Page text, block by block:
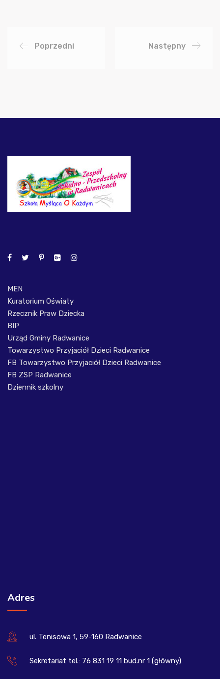
Poprzedni Następny
MEN
Kuratorium Oświaty
Rzecznik Praw Dziecka
BIP
Urząd Gminy Radwanice
Towarzystwo Przyjaciół Dzieci Radwanice
FB Towarzystwo Przyjaciół Dzieci Radwanice
FB ZSP Radwanice
Dziennik szkolny
Adres
ul. Tenisowa 1, 59-160 Radwanice
Sekretariat tel.: 76 831 19 11 bud.nr 1 (główny)